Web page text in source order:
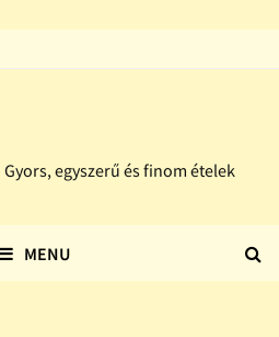
egyszerű és finom ételek
MENU